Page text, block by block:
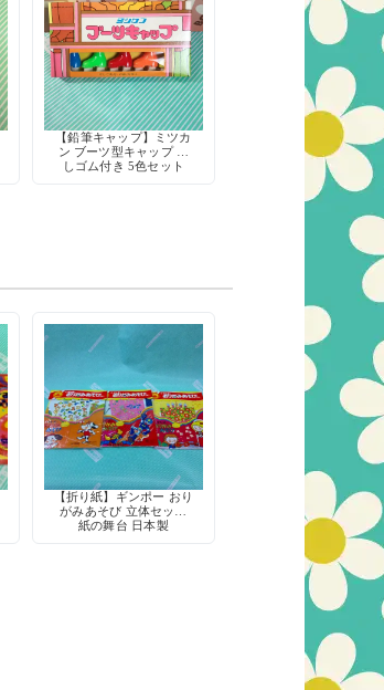
【鉛筆キャップ】ミツカ
ン ブーツ型キャップ 消
しゴム付き 5色セット
【折り紙】ギンポー おり
がみあそび 立体セット
紙の舞台 日本製